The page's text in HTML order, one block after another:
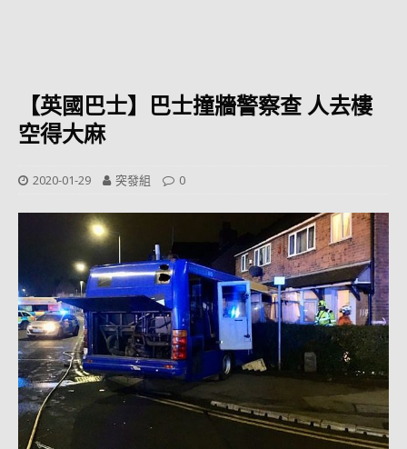
【英國巴士】巴士撞牆警察查 人去樓
空得大麻
2020-01-29 突發組 0